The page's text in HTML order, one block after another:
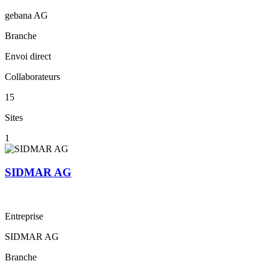
gebana AG
Branche
Envoi direct
Collaborateurs
15
Sites
1
SIDMAR AG
Entreprise
SIDMAR AG
Branche